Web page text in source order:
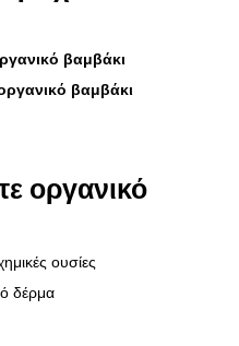
βαμβάκι
βαμβάκι
οργανικό
ουσίες
δέρμα